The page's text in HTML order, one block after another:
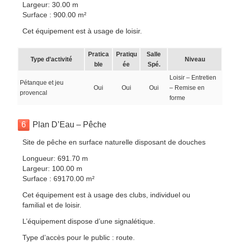
Largeur: 30.00 m
Surface : 900.00 m²
Cet équipement est à usage de loisir.
Type d’activité
Pratica
ble
Pratiqu
ée
Salle
Spé.
Niveau
Pétanque et jeu
provencal
Oui Oui Oui
Loisir – Entretien
– Remise en
forme
6 Plan D’Eau – Pêche
Site de pêche en surface naturelle disposant de douches
Longueur: 691.70 m
Largeur: 100.00 m
Surface : 69170.00 m²
Cet équipement est à usage des clubs, individuel ou
familial et de loisir.
L’équipement dispose d’une signalétique.
Type d’accès pour le public : route.